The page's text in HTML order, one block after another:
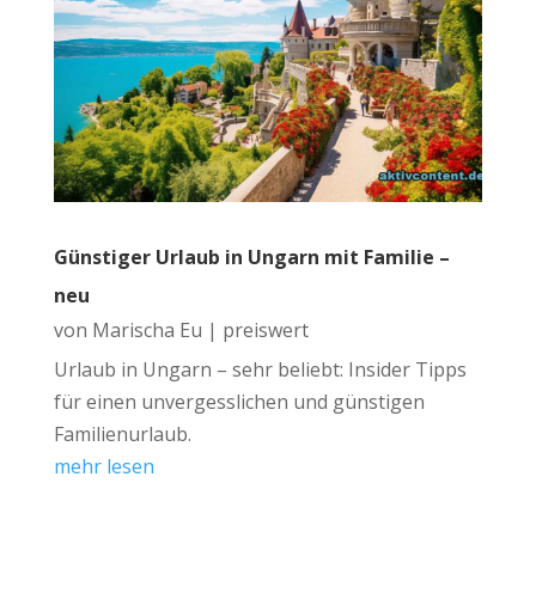
Günstiger Urlaub in Ungarn mit Familie –
neu
von Marischa Eu | preiswert
Urlaub in Ungarn – sehr beliebt: Insider Tipps
für einen unvergesslichen und günstigen
Familienurlaub.
mehr lesen